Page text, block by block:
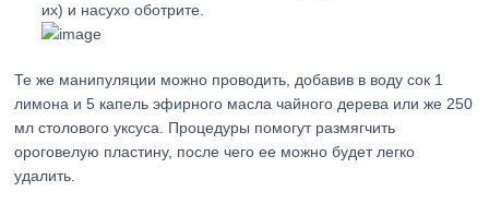
их) и насухо оботрите.
Те же манипуляции можно проводить, добавив в воду сок 1
лимона и 5 капель эфирного масла чайного дерева или же 250
мл столового уксуса. Процедуры помогут размягчить
ороговелую пластину, после чего ее можно будет легко
удалить.